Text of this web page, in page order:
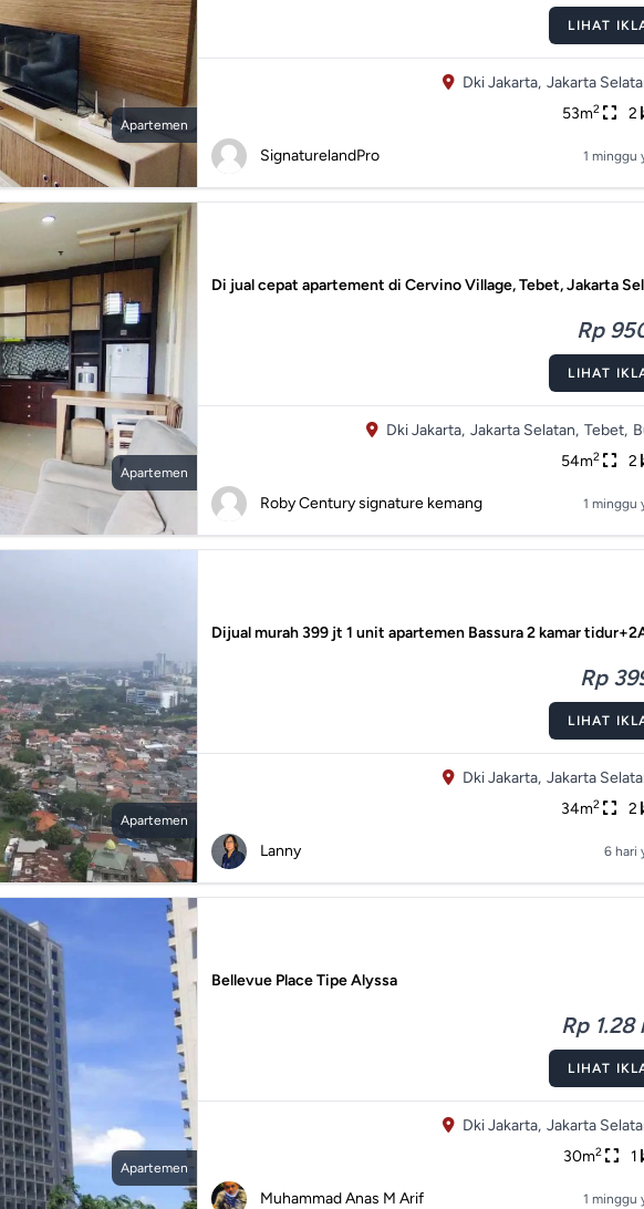
Apartemen
LIHAT
Dki Jakarta, Jakarta
53m2 2
SignaturelandPro 1 minggu
Apartemen
Di jual cepat apartement di Cervino Village, Tebet, Jakarta
Rp
LIHAT
Dki Jakarta, Jakarta Selatan, Tebet,
54m2 2
Roby Century signature kemang 1 minggu
Apartemen
Dijual murah 399 jt 1 unit apartemen Bassura 2 kamar
Rp
LIHAT
Dki Jakarta, Jakarta
34m2 2
Lanny 6 hari
Apartemen
Bellevue Place Tipe Alyssa
Rp 1.28
LIHAT
Dki Jakarta, Jakarta
30m2 1
Muhammad Anas M Arif 1 minggu